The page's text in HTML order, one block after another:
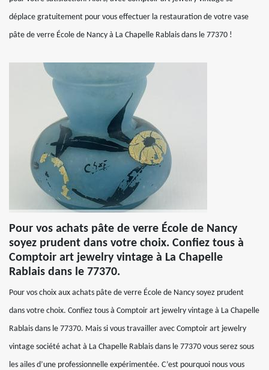
déplace gratuitement pour vous effectuer la restauration de votre vase
pâte de verre École de Nancy à La Chapelle Rablais dans le 77370 !
Pour vos achats pâte de verre École de Nancy
soyez prudent dans votre choix. Confiez tous à
Comptoir art jewelry vintage à La Chapelle
Rablais dans le 77370.
Pour vos choix aux achats pâte de verre École de Nancy soyez prudent
dans votre choix. Confiez tous à Comptoir art jewelry vintage à La Chapelle
Rablais dans le 77370. Mais si vous travailler avec Comptoir art jewelry
vintage société achat à La Chapelle Rablais dans le 77370 vous serez sous
les ailes d’une professionnelle expérimentée. C’est pourquoi nous vous